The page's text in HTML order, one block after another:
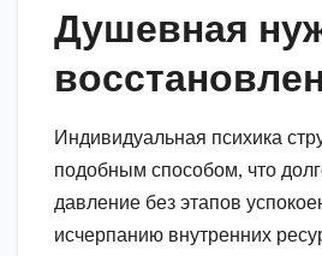
Душевная
Индивидуальная психика
подобным способом, что
давление без этапов
исчерпанию внутренних